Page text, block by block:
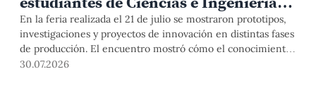
PUCP orientados a atender
necesidades del país
En la feria realizada el 21 de julio se mostraron prototipos,
investigaciones y proyectos de innovación en distintas fases
de producción. El encuentro mostró cómo el conocimiento
adquirido en las aulas puede responder a desafíos concretos
30.07.2026